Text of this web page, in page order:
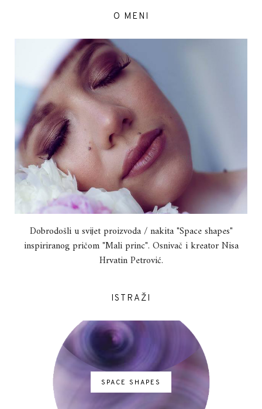
O MENI
Dobrodošli u svijet proizvoda / nakita "Space shapes"
inspiriranog pričom "Mali princ". Osnivač i kreator Nisa
Hrvatin Petrović.
ISTRAŽI
SPACE SHAPES